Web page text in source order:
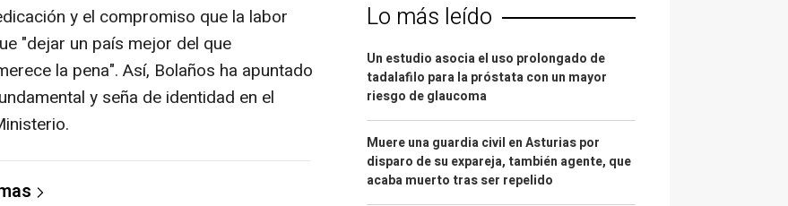
y el compromiso que la labor
"dejar un país mejor del que
la pena". Así, Bolaños ha apuntado
y seña de identidad en el
Lo más leído
Un estudio asocia el uso prolongado de
tadalafilo para la próstata con un mayor
riesgo de glaucoma
Muere una guardia civil en Asturias por
disparo de su expareja, también agente, que
acaba muerto tras ser repelido